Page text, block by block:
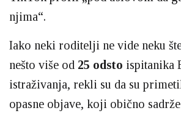
njima“.
Iako neki roditelji ne vide neku
nešto više od 25 odsto ispitanika
istraživanja, rekli su da su
opasne objave, koji obično